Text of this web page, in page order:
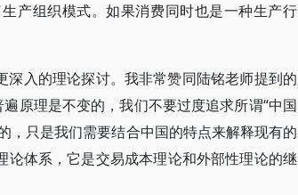
产组织模式。如果消费同时也是一种生产行
入的理论探讨。我非常赞同陆铭老师提到的
原理是不变的，我们不要过度追求所谓“中国
，只是我们需要结合中国的特点来解释现有的
体系，它是交易成本理论和外部性理论的继